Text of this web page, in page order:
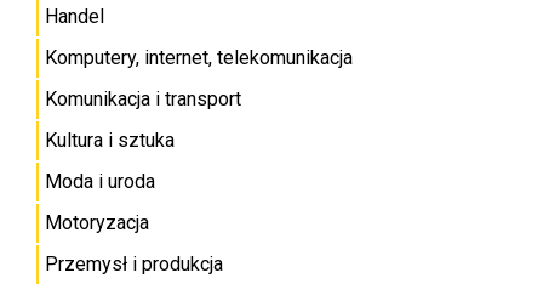
Handel
Komputery, internet, telekomunikacja
Komunikacja i transport
Kultura i sztuka
Moda i uroda
Motoryzacja
Przemysł i produkcja